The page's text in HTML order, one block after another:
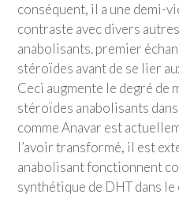
conséquent, il a une demi-
contraste avec divers
anabolisants. premier
stéroïdes avant de se lier
Ceci augmente le degré de
stéroïdes anabolisants
comme Anavar est
l’avoir transformé, il est
anabolisant fonctionnent
synthétique de DHT dans le